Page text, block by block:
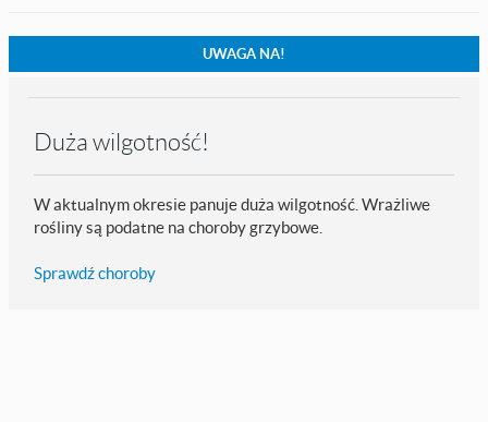
UWAGA NA!
Duża wilgotność!
W aktualnym okresie panuje duża wilgotność. Wrażliwe
rośliny są podatne na choroby grzybowe.
Sprawdź choroby